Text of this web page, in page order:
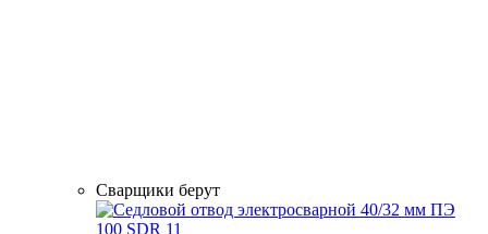
Сварщики берут